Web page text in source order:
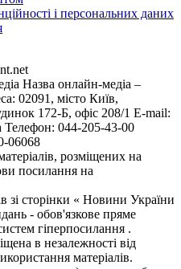
і персональних даних
Назва онлайн-медіа –
02091, місто Київ,
172-Б, офіс 208/1 E-mail:
Телефон: 044-205-43-00
06068
розміщених на
посилання на
зі сторінки « Новини України
- обов'язкове пряме
гіперпосилання .
в незалежності від
матеріалів.